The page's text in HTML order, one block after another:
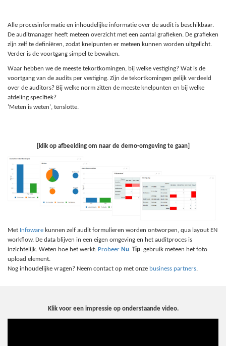
Alle procesinformatie en inhoudelijke informatie over de audit is beschikbaar.
De auditmanager heeft meteen overzicht met een aantal grafieken. De grafieken
zijn zelf te definiëren, zodat knelpunten er meteen kunnen worden uitgelicht.
Verder is de voortgang simpel te bewaken.
Waar hebben we de meeste tekortkomingen, bij welke vestiging? Wat is de
voortgang van de audits per vestiging. Zijn de tekortkomingen gelijk verdeeld
over de auditors? Bij welke norm zitten de meeste knelpunten en bij welke
afdeling specifiek?
​'Meten is weten', tenslotte.
[klik op afbeelding om naar de demo-omgeving te gaan]
Met Infoware kunnen zelf audit formulieren worden ontworpen, qua layout EN
workflow. De data blijven in een eigen omgeving en het auditproces is
inzichtelijk. Weten hoe het werkt: Probeer Nu Tip: gebruik meteen het foto
upload element.
Nog inhoudelijke vragen? Neem contact op met onze business partners
Klik voor een impressie op onderstaande video.